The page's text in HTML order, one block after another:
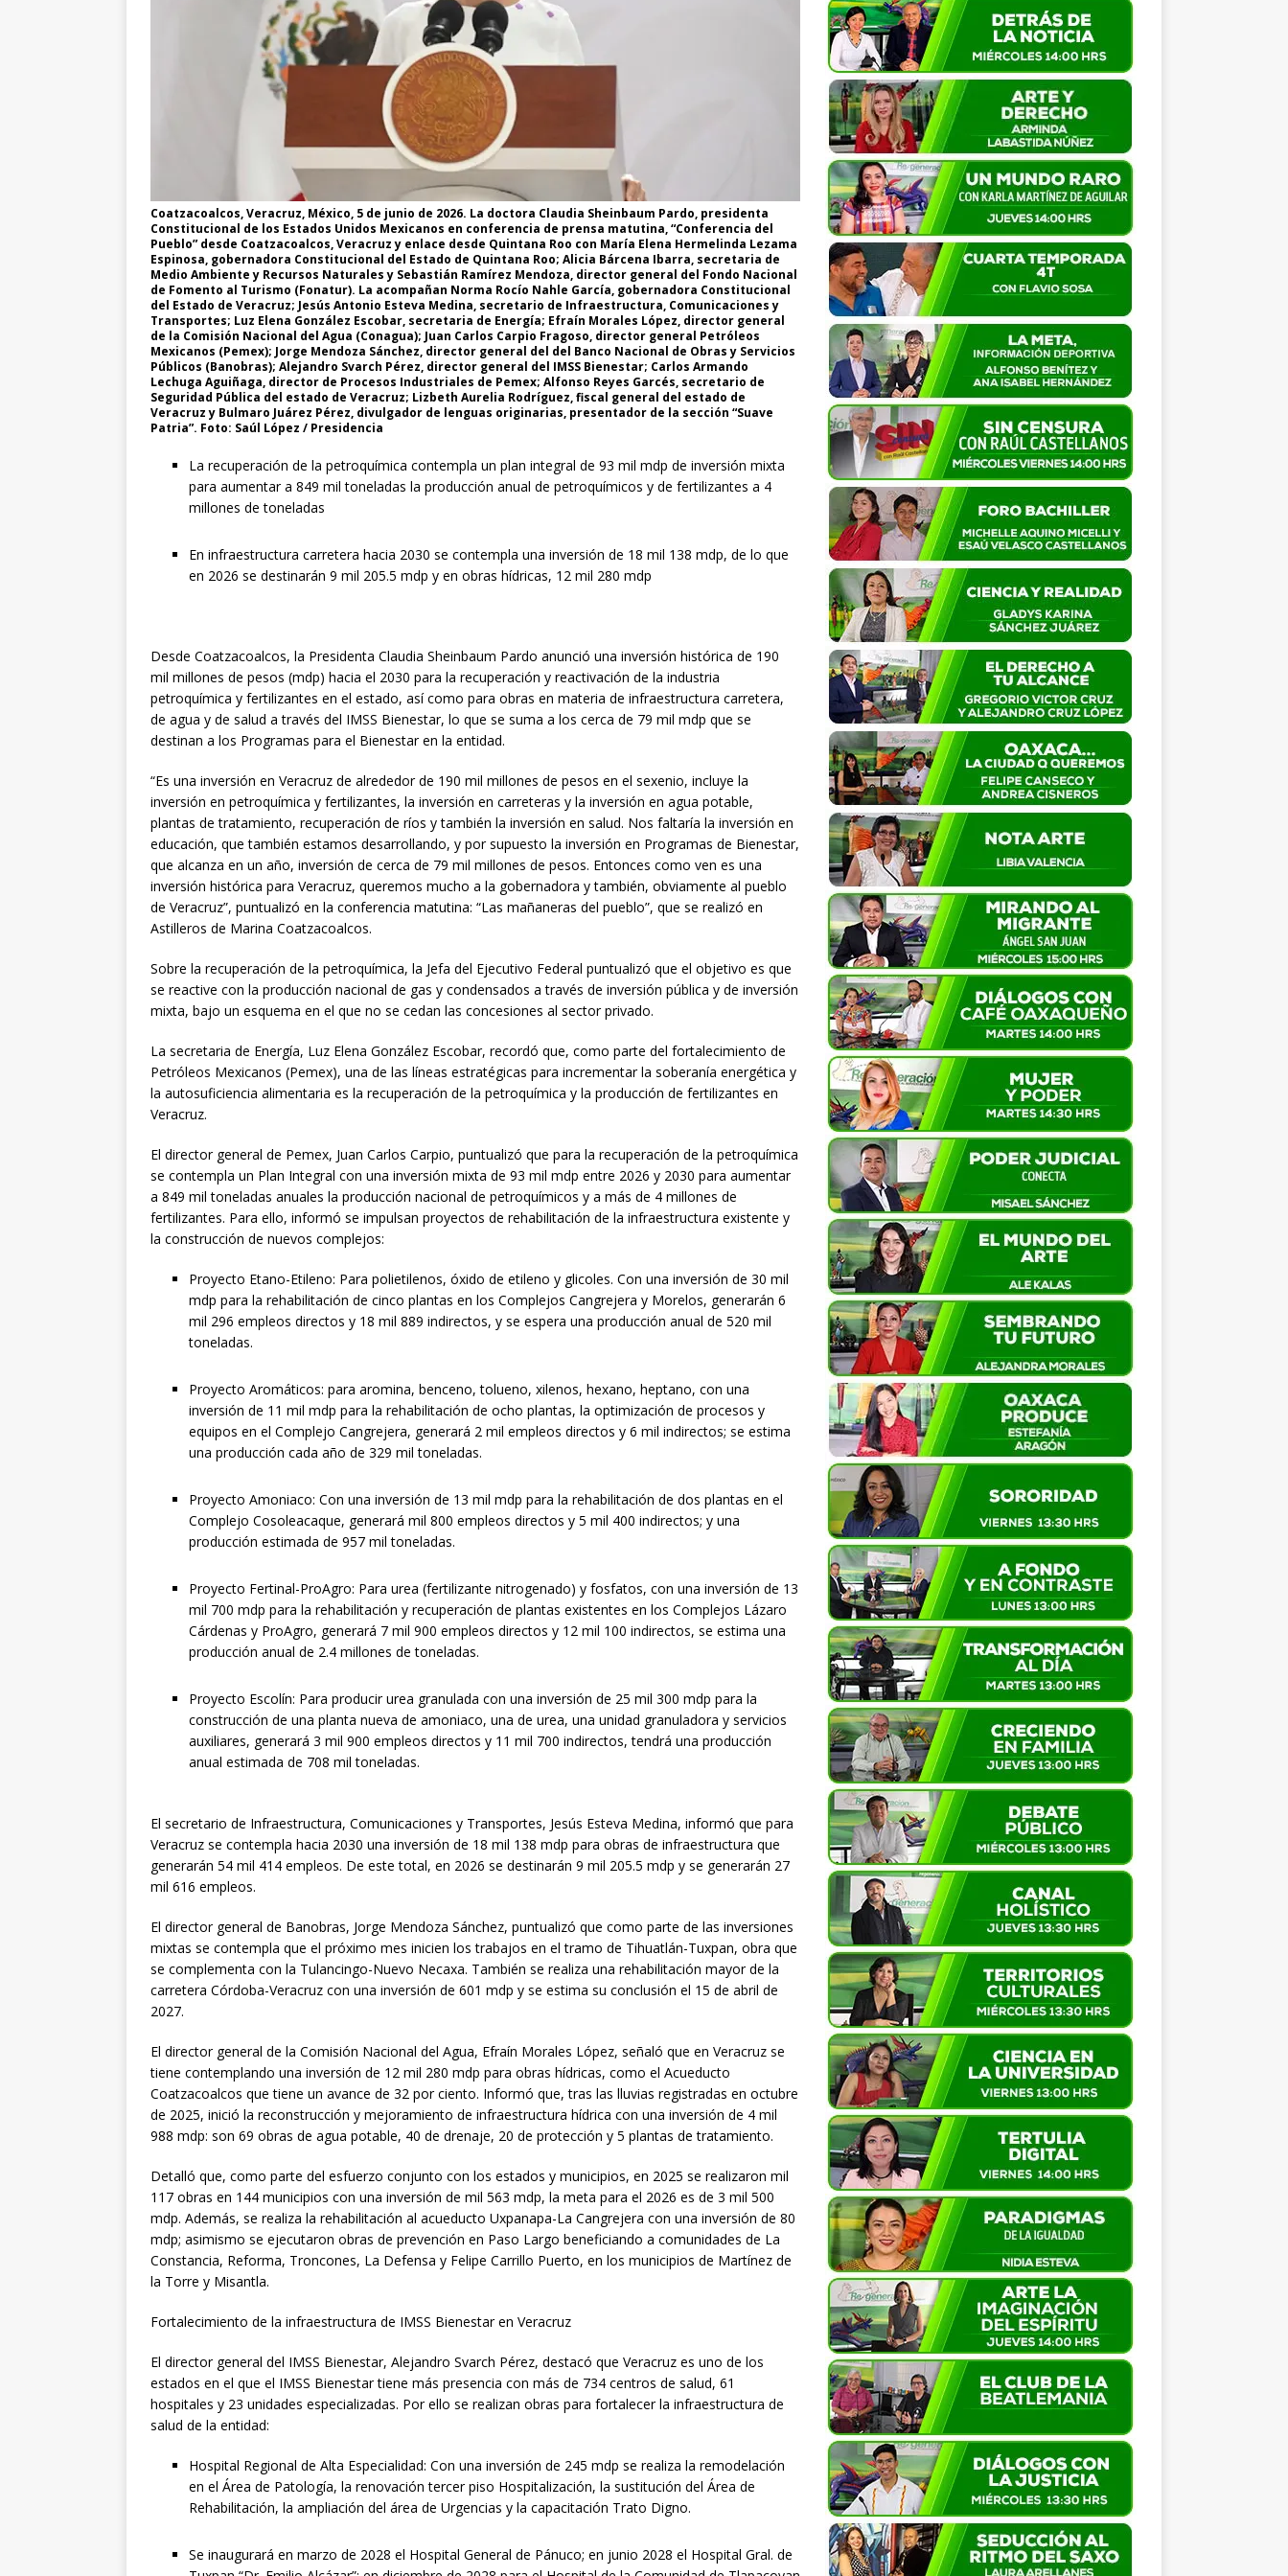
Coatzacoalcos, Veracruz, México, 5 de junio de 2026. La doctora Claudia Sheinbaum Pardo, presidenta
Constitucional de los Estados Unidos Mexicanos en conferencia de prensa matutina, “Conferencia del
Pueblo” desde Coatzacoalcos, Veracruz y enlace desde Quintana Roo con María Elena Hermelinda Lezama
Espinosa, gobernadora Constitucional del Estado de Quintana Roo; Alicia Bárcena Ibarra, secretaria de
Medio Ambiente y Recursos Naturales y Sebastián Ramírez Mendoza, director general del Fondo Nacional
de Fomento al Turismo (Fonatur). La acompañan Norma Rocío Nahle García, gobernadora Constitucional
del Estado de Veracruz; Jesús Antonio Esteva Medina, secretario de Infraestructura, Comunicaciones y
Transportes; Luz Elena González Escobar, secretaria de Energía; Efraín Morales López, director general
de la Comisión Nacional del Agua (Conagua); Juan Carlos Carpio Fragoso, director general Petróleos
Mexicanos (Pemex); Jorge Mendoza Sánchez, director general del del Banco Nacional de Obras y Servicios
Públicos (Banobras); Alejandro Svarch Pérez, director general del IMSS Bienestar; Carlos Armando
Lechuga Aguiñaga, director de Procesos Industriales de Pemex; Alfonso Reyes Garcés, secretario de
Seguridad Pública del estado de Veracruz; Lizbeth Aurelia Rodríguez, fiscal general del estado de
Veracruz y Bulmaro Juárez Pérez, divulgador de lenguas originarias, presentador de la sección “Suave
Patria”. Foto: Saúl López / Presidencia
La recuperación de la petroquímica contempla un plan integral de 93 mil mdp de inversión mixta
para aumentar a 849 mil toneladas la producción anual de petroquímicos y de fertilizantes a 4
millones de toneladas
En infraestructura carretera hacia 2030 se contempla una inversión de 18 mil 138 mdp, de lo que
en 2026 se destinarán 9 mil 205.5 mdp y en obras hídricas, 12 mil 280 mdp
Desde Coatzacoalcos, la Presidenta Claudia Sheinbaum Pardo anunció una inversión histórica de 190
mil millones de pesos (mdp) hacia el 2030 para la recuperación y reactivación de la industria
petroquímica y fertilizantes en el estado, así como para obras en materia de infraestructura carretera,
de agua y de salud a través del IMSS Bienestar, lo que se suma a los cerca de 79 mil mdp que se
destinan a los Programas para el Bienestar en la entidad.
“Es una inversión en Veracruz de alrededor de 190 mil millones de pesos en el sexenio, incluye la
inversión en petroquímica y fertilizantes, la inversión en carreteras y la inversión en agua potable,
plantas de tratamiento, recuperación de ríos y también la inversión en salud. Nos faltaría la inversión en
educación, que también estamos desarrollando, y por supuesto la inversión en Programas de Bienestar,
que alcanza en un año, inversión de cerca de 79 mil millones de pesos. Entonces como ven es una
inversión histórica para Veracruz, queremos mucho a la gobernadora y también, obviamente al pueblo
de Veracruz”, puntualizó en la conferencia matutina: “Las mañaneras del pueblo”, que se realizó en
Astilleros de Marina Coatzacoalcos.
Sobre la recuperación de la petroquímica, la Jefa del Ejecutivo Federal puntualizó que el objetivo es que
se reactive con la producción nacional de gas y condensados a través de inversión pública y de inversión
mixta, bajo un esquema en el que no se cedan las concesiones al sector privado.
La secretaria de Energía, Luz Elena González Escobar, recordó que, como parte del fortalecimiento de
Petróleos Mexicanos (Pemex), una de las líneas estratégicas para incrementar la soberanía energética y
la autosuficiencia alimentaria es la recuperación de la petroquímica y la producción de fertilizantes en
Veracruz.
El director general de Pemex, Juan Carlos Carpio, puntualizó que para la recuperación de la petroquímica
se contempla un Plan Integral con una inversión mixta de 93 mil mdp entre 2026 y 2030 para aumentar
a 849 mil toneladas anuales la producción nacional de petroquímicos y a más de 4 millones de
fertilizantes. Para ello, informó se impulsan proyectos de rehabilitación de la infraestructura existente y
la construcción de nuevos complejos:
Proyecto Etano-Etileno: Para polietilenos, óxido de etileno y glicoles. Con una inversión de 30 mil
mdp para la rehabilitación de cinco plantas en los Complejos Cangrejera y Morelos, generarán 6
mil 296 empleos directos y 18 mil 889 indirectos, y se espera una producción anual de 520 mil
toneladas.
Proyecto Aromáticos: para aromina, benceno, tolueno, xilenos, hexano, heptano, con una
inversión de 11 mil mdp para la rehabilitación de ocho plantas, la optimización de procesos y
equipos en el Complejo Cangrejera, generará 2 mil empleos directos y 6 mil indirectos; se estima
una producción cada año de 329 mil toneladas.
Proyecto Amoniaco: Con una inversión de 13 mil mdp para la rehabilitación de dos plantas en el
Complejo Cosoleacaque, generará mil 800 empleos directos y 5 mil 400 indirectos; y una
producción estimada de 957 mil toneladas.
Proyecto Fertinal-ProAgro: Para urea (fertilizante nitrogenado) y fosfatos, con una inversión de 13
mil 700 mdp para la rehabilitación y recuperación de plantas existentes en los Complejos Lázaro
Cárdenas y ProAgro, generará 7 mil 900 empleos directos y 12 mil 100 indirectos, se estima una
producción anual de 2.4 millones de toneladas.
Proyecto Escolín: Para producir urea granulada con una inversión de 25 mil 300 mdp para la
construcción de una planta nueva de amoniaco, una de urea, una unidad granuladora y servicios
auxiliares, generará 3 mil 900 empleos directos y 11 mil 700 indirectos, tendrá una producción
anual estimada de 708 mil toneladas.
El secretario de Infraestructura, Comunicaciones y Transportes, Jesús Esteva Medina, informó que para
Veracruz se contempla hacia 2030 una inversión de 18 mil 138 mdp para obras de infraestructura que
generarán 54 mil 414 empleos. De este total, en 2026 se destinarán 9 mil 205.5 mdp y se generarán 27
mil 616 empleos.
El director general de Banobras, Jorge Mendoza Sánchez, puntualizó que como parte de las inversiones
mixtas se contempla que el próximo mes inicien los trabajos en el tramo de Tihuatlán-Tuxpan, obra que
se complementa con la Tulancingo-Nuevo Necaxa. También se realiza una rehabilitación mayor de la
carretera Córdoba-Veracruz con una inversión de 601 mdp y se estima su conclusión el 15 de abril de
2027.
El director general de la Comisión Nacional del Agua, Efraín Morales López, señaló que en Veracruz se
tiene contemplando una inversión de 12 mil 280 mdp para obras hídricas, como el Acueducto
Coatzacoalcos que tiene un avance de 32 por ciento. Informó que, tras las lluvias registradas en octubre
de 2025, inició la reconstrucción y mejoramiento de infraestructura hídrica con una inversión de 4 mil
988 mdp: son 69 obras de agua potable, 40 de drenaje, 20 de protección y 5 plantas de tratamiento.
Detalló que, como parte del esfuerzo conjunto con los estados y municipios, en 2025 se realizaron mil
117 obras en 144 municipios con una inversión de mil 563 mdp, la meta para el 2026 es de 3 mil 500
mdp. Además, se realiza la rehabilitación al acueducto Uxpanapa-La Cangrejera con una inversión de 80
mdp; asimismo se ejecutaron obras de prevención en Paso Largo beneficiando a comunidades de La
Constancia, Reforma, Troncones, La Defensa y Felipe Carrillo Puerto, en los municipios de Martínez de
la Torre y Misantla.
Fortalecimiento de la infraestructura de IMSS Bienestar en Veracruz
El director general del IMSS Bienestar, Alejandro Svarch Pérez, destacó que Veracruz es uno de los
estados en el que el IMSS Bienestar tiene más presencia con más de 734 centros de salud, 61
hospitales y 23 unidades especializadas. Por ello se realizan obras para fortalecer la infraestructura de
salud de la entidad:
Hospital Regional de Alta Especialidad: Con una inversión de 245 mdp se realiza la remodelación
en el Área de Patología​, la renovación tercer piso Hospitalización​, la sustitución del Área de
Rehabilitación​, la ampliación del área de Urgencias​ y la capacitación Trato Digno.
Se inaugurará en marzo de 2028 el Hospital General de Pánuco; en junio 2028 el Hospital Gral. de